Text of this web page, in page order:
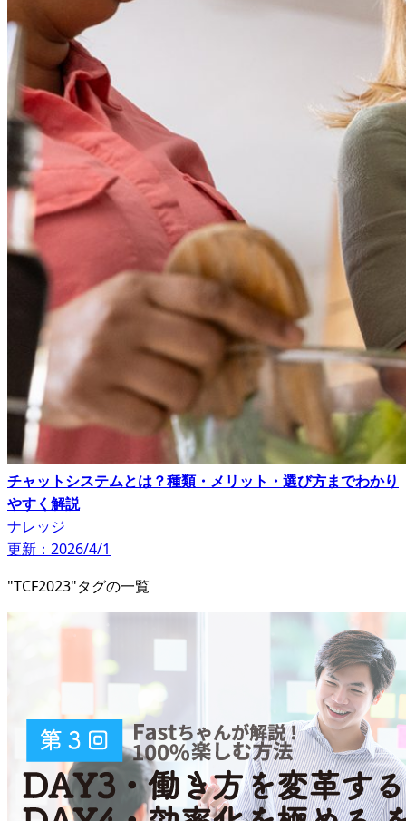
チャットシステムとは？種類・メリット・選び方までわかり
やすく解説
ナレッジ
更新：2026/4/1
"TCF2023"タグの一覧